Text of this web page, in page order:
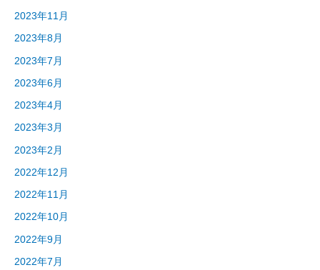
2023年11月
2023年8月
2023年7月
2023年6月
2023年4月
2023年3月
2023年2月
2022年12月
2022年11月
2022年10月
2022年9月
2022年7月